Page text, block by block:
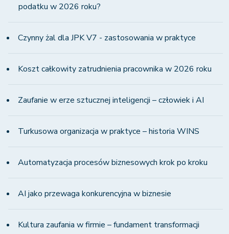
podatku w 2026 roku?
Czynny żal dla JPK V7 - zastosowania w praktyce
Koszt całkowity zatrudnienia pracownika w 2026 roku
Zaufanie w erze sztucznej inteligencji – człowiek i AI
Turkusowa organizacja w praktyce – historia WINS
Automatyzacja procesów biznesowych krok po kroku
AI jako przewaga konkurencyjna w biznesie
Kultura zaufania w firmie – fundament transformacji